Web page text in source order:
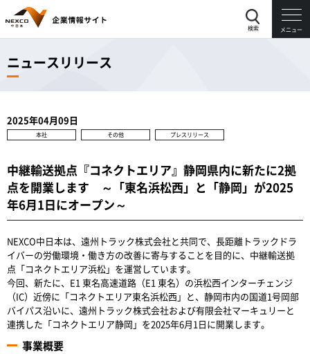
検索 メニュー
ニュースリリース
2025年04月09日
本社 その他 プレスリリース
中継輸送拠点『コネクトエリア』静岡県内に新たに2拠
点を開業します ～「東名浜松西」と「静岡」が2025
年6月1日にオープン～
NEXCO中日本は、遠州トラック株式会社と共同で、長距離トラックドラ
イバーの労働環境・働き方の改善に寄与することを目的に、中継輸送拠
点「コネクトエリア浜松」を運営しています。
今回、新たに、E1 東名高速道路（E1 東名）の浜松西インターチェンジ
（IC）近傍に「コネクトエリア東名浜松西」と、静岡市内の国道1号岡部
バイパス沿いに、遠州トラック株式会社および有限会社マーキュリーと
連携した「コネクトエリア静岡」を2025年6月1日に開業します。
事業概要